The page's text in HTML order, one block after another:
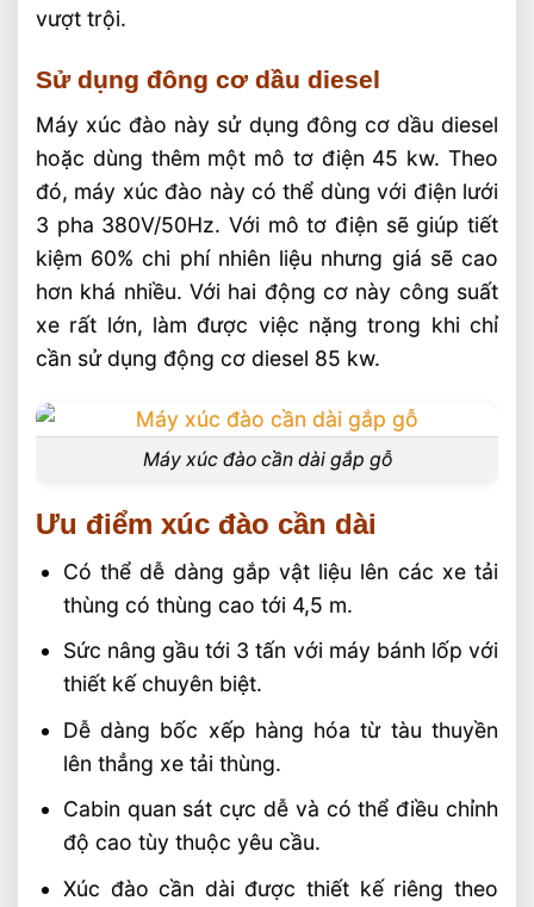
vượt trội.
Sử dụng đông cơ dầu diesel
Máy xúc đào này sử dụng đông cơ dầu diesel
hoặc dùng thêm một mô tơ điện 45 kw. Theo
đó, máy xúc đào này có thể dùng với điện lưới
3 pha 380V/50Hz. Với mô tơ điện sẽ giúp tiết
kiệm 60% chi phí nhiên liệu nhưng giá sẽ cao
hơn khá nhiều. Với hai động cơ này công suất
xe rất lớn, làm được việc nặng trong khi chỉ
cần sử dụng động cơ diesel 85 kw.
Máy xúc đào cần dài gắp gỗ
Ưu điểm xúc đào cần dài
Có thể dễ dàng gắp vật liệu lên các xe tải
thùng có thùng cao tới 4,5 m.
Sức nâng gầu tới 3 tấn với máy bánh lốp với
thiết kế chuyên biệt.
Dễ dàng bốc xếp hàng hóa từ tàu thuyền
lên thẳng xe tải thùng.
Cabin quan sát cực dễ và có thể điều chỉnh
độ cao tùy thuộc yêu cầu.
Xúc đào cần dài được thiết kế riêng theo